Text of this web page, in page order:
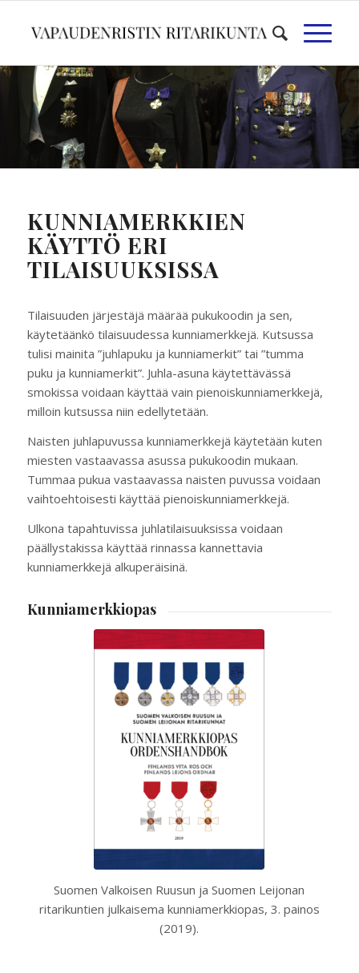
KUNNIAMERKKIEN
KÄYTTÖ ERI
TILAISUUKSISSA
Tilaisuuden järjestäjä määrää pukukoodin ja sen,
käytetäänkö tilaisuudessa kunniamerkkejä. Kutsussa
tulisi mainita ”juhlapuku ja kunniamerkit” tai ”tumma
puku ja kunniamerkit”. Juhla-asuna käytettävässä
smokissa voidaan käyttää vain pienoiskunniamerkkejä,
milloin kutsussa niin edellytetään.
Naisten juhlapuvussa kunniamerkkejä käytetään kuten
miesten vastaavassa asussa pukukoodin mukaan.
Tummaa pukua vastaavassa naisten puvussa voidaan
vaihtoehtoisesti käyttää pienoiskunniamerkkejä.
Ulkona tapahtuvissa juhlatilaisuuksissa voidaan
päällystakissa käyttää rinnassa kannettavia
kunniamerkkejä alkuperäisinä.
Kunniamerkkiopas
Suomen Valkoisen Ruusun ja Suomen Leijonan
ritarikuntien julkaisema kunniamerkkiopas, 3. painos
(2019).